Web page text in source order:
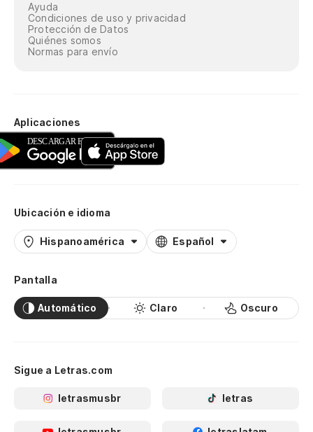
Ayuda
Condiciones de uso y privacidad
Protección de Datos
Quiénes somos
Normas para envío
Aplicaciones
Ubicación e idioma
Hispanoamérica Español
Pantalla
Automático Claro Oscuro
Sigue a Letras.com
letrasmusbr letras